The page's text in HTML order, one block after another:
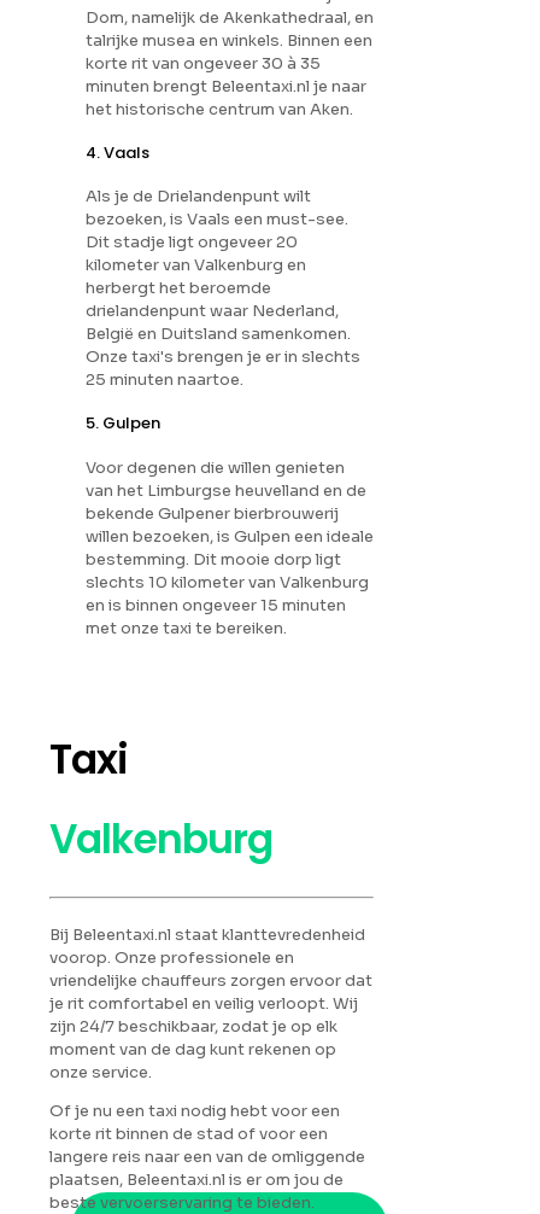
Dom, namelijk de Akenkathedraal, en
talrijke musea en winkels. Binnen een
korte rit van ongeveer 30 à 35
minuten brengt Beleentaxi.nl je naar
het historische centrum van Aken.
4. Vaals
Als je de Drielandenpunt wilt
bezoeken, is Vaals een must-see.
Dit stadje ligt ongeveer 20
kilometer van Valkenburg en
herbergt het beroemde
drielandenpunt waar Nederland,
België en Duitsland samenkomen.
Onze taxi's brengen je er in slechts
25 minuten naartoe.
5. Gulpen
Voor degenen die willen genieten
van het Limburgse heuvelland en de
bekende Gulpener bierbrouwerij
willen bezoeken, is Gulpen een ideale
bestemming. Dit mooie dorp ligt
slechts 10 kilometer van Valkenburg
en is binnen ongeveer 15 minuten
met onze taxi te bereiken.
Taxi
Valkenburg
Bij Beleentaxi.nl staat klanttevredenheid
voorop. Onze professionele en
vriendelijke chauffeurs zorgen ervoor dat
je rit comfortabel en veilig verloopt. Wij
zijn 24/7 beschikbaar, zodat je op elk
moment van de dag kunt rekenen op
onze service.
Of je nu een taxi nodig hebt voor een
korte rit binnen de stad of voor een
langere reis naar een van de omliggende
plaatsen, Beleentaxi.nl is er om jou de
beste vervoerservaring te bieden.